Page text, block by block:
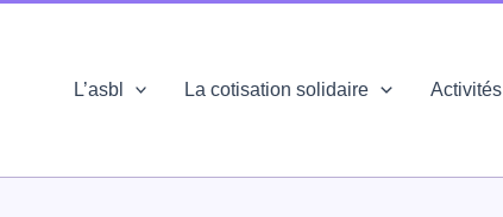
L’asbl La cotisation solidaire Activités